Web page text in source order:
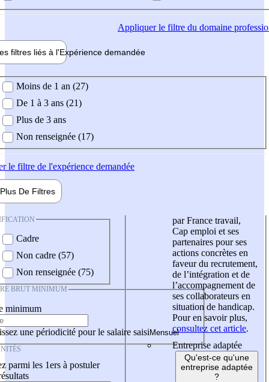
Appliquerle filtre du domaine
filtres liés à l'Expérience demandée
demandée
Moins de 1 an (27)
De 1 à 3 ans (21)
Plus de 3 ans
Non renseignée (17)
le filtre de l'expérience demandée
Plus De Filtres
Cadre
Non cadre (57)
Non renseignée (75)
BRUT MINIMUM
minimum
une périodicité pour le salaire saisi
parmi les 1ers à postuler
par France travail,
Cap emploi et ses
partenaires pour ses
actions concrètes en
faveur du recrutement,
de l’intégration et de
l’accompagnement de
ses collaborateurs en
situation de handicap.
Pour en savoir plus,
consultez cet article.
Entreprise adaptée
Qu'est-ce qu'une
entreprise adaptée
?